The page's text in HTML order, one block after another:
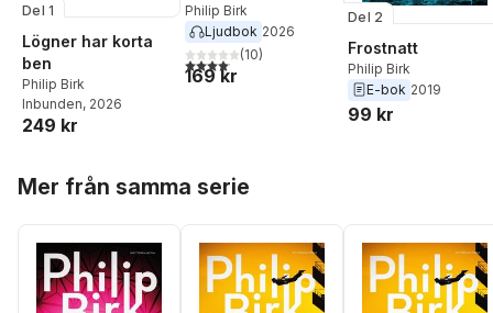
Del 1
Lögner har korta
ben
Philip Birk
Inbunden, 2026
249 kr
Philip Birk
Ljudbok 2026
4,1utav 5 stjärnor. Totalt antal röster:
(10)
169 kr
Del 2
Frostnatt
Philip Birk
E-bok 2019
99 kr
Mer från samma serie